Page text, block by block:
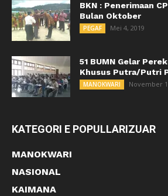
BKN : Penerimaan
Bulan Oktober
PEGAF Mei 4, 2019
51 BUMN Gelar
Khusus Putra/Putri
MANOKWARI November
KATEGORI E POPULLARIZUAR
MANOKWARI
NASIONAL
KAIMANA